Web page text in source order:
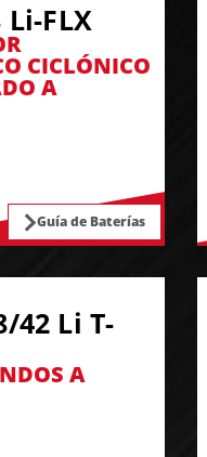
Li-FLX
CICLÓNICO
A
Guía de Baterías
42 Li T-
A